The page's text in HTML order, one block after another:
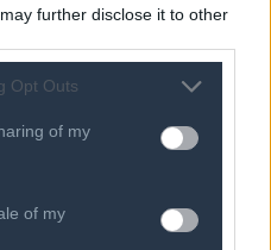
further disclose it to other
Opt Outs
of my
of my
Τεχνολογικά Νέα
Άρθρα & Συνεντεύξεις
Startups